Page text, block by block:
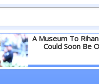
A Museum To
Could Soon Be